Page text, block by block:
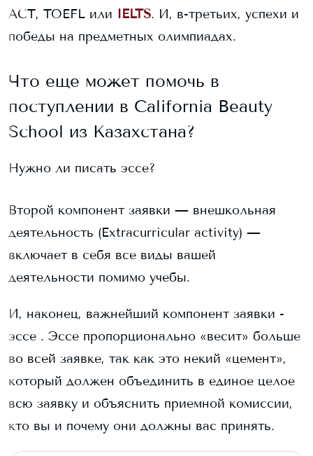
ACT, TOEFL или IELTS. И, в-третьих, успехи и
победы на предметных олимпиадах.
Что еще может помочь в
поступлении в California Beauty
School из Казахстана?
Нужно ли писать эссе?
Второй компонент заявки — внешкольная
деятельность (Extracurricular activity) —
включает в себя все виды вашей
деятельности помимо учебы.
И, наконец, важнейший компонент заявки -
эссе . Эссе пропорционально «весит» больше
во всей заявке, так как это некий «цемент»,
который должен объединить в единое целое
всю заявку и объяснить приемной комиссии,
кто вы и почему они должны вас принять.